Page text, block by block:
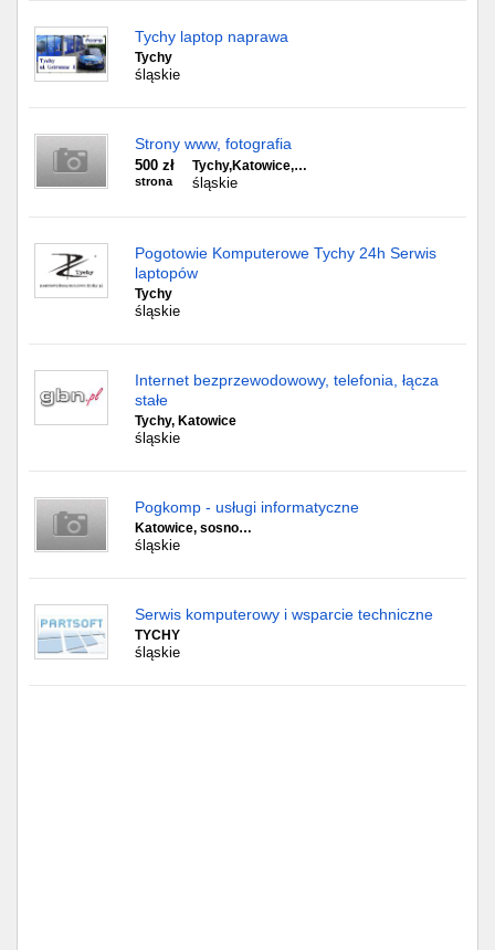
Tychy laptop naprawa
Tychy
śląskie
Strony www, fotografia
500 zł
strona
Tychy,Katowice,…
śląskie
Pogotowie Komputerowe Tychy 24h Serwis
laptopów
Tychy
śląskie
Internet bezprzewodowowy, telefonia, łącza
stałe
Tychy, Katowice
śląskie
Pogkomp - usługi informatyczne
Katowice, sosno…
śląskie
Serwis komputerowy i wsparcie techniczne
TYCHY
śląskie